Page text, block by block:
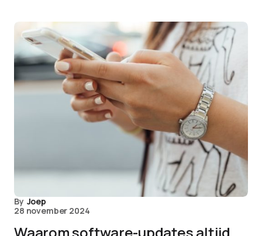
By Joep
28 november 2024